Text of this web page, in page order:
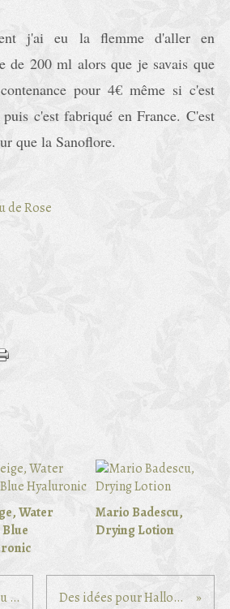
j'ai eu la flemme d'aller en
de 200 ml alors que je savais que
pour 4€ même si c'est
c'est fabriqué en France. C'est
que la Sanoflore.
Water
Mario Badescu,
Drying Lotion
Klorane, Crème de jour sans rinçage au dattier du désert Des idées pour Halloween